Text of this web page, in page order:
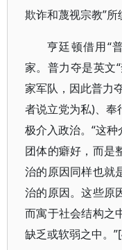
欺诈和蔑视宗教”
亨廷顿借用“
家。普力夺是英文
家军队，因此普力
者说立党为私)、奉
极介入政治。“这
团体的癖好，而是
治的原因同样也就
治的原因。这些原
而寓于社会结构之
缺乏或软弱之中。